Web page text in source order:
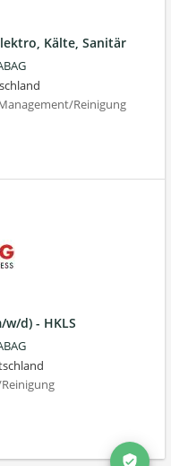
Kälte, Sanitär
Reinigung
d) - HKLS